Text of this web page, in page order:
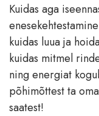
Kuidas aga
kuidas luua ja
kuidas mitmel
ning energiat
põhimõttest ta
saatest!